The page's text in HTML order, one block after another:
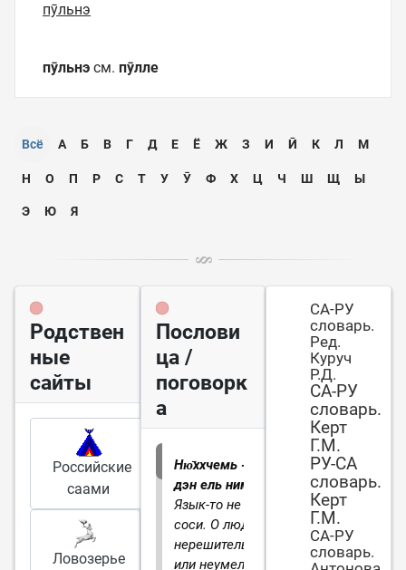
пӯльнэ
пӯльнэ см. пӯлле
Всё А Б В Г Д Е Ё Ж З И Ӣ К Л М
Н О П Р С Т У Ӯ Ф Х Ц Ч Ш Щ Ы
Э Ю Я
Родствен
ные
сайты
Российские
саами
Ловозерье
Послови
ца /
поговорк
а
Ню̄ххчемь -
дэн ель нимм.
Язык-то не
соси. О людях
нерешительных
или неумелых в
СА-РУ
словарь.
Ред.
Куруч
Р.Д.
СА-РУ
словарь.
Керт
Г.М.
РУ-СА
словарь.
Керт
Г.М.
СА-РУ
словарь.